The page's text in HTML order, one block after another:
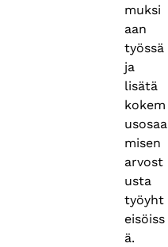
muksi
aan
työssä
ja
lisätä
kokem
usosaa
misen
arvost
usta
työyht
eisöiss
ä.